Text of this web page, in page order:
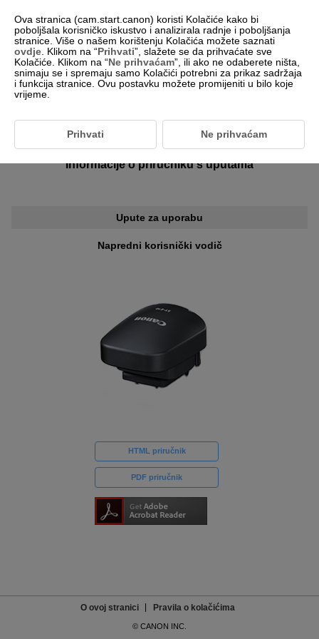
-- Odaberite regiju/državu -- Hrvatski
Za kupce koji koriste
Speedlite Transmitter ST-E10
Informacije o priručniku s uputama
Upute za uporabu
Napredni korisnički vodič
HTML priručnik
PDF priručnik
O ovoj stranici Pravila o kolačićima
© CANON INC.
Ova stranica (cam.start.canon) koristi Kolačiće kako bi
poboljšala korisničko iskustvo i analizirala radnje i poboljšanja
stranice. Više o našem korištenju Kolačića možete saznati
ovdje. Klikom na “ Prihvati”, slažete se da prihvaćate sve
Kolačiće. Klikom na “Ne prihvaćam”, ili ako ne odaberete ništa,
snimaju se i spremaju samo Kolačići potrebni za prikaz sadržaja
i funkcija stranice. Ovu postavku možete promijeniti u bilo koje
vrijeme.
Prihvati Ne prihvaćam